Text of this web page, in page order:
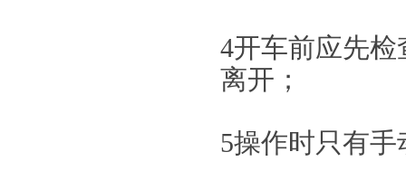
4开车前应先
离开；
5操作时只有